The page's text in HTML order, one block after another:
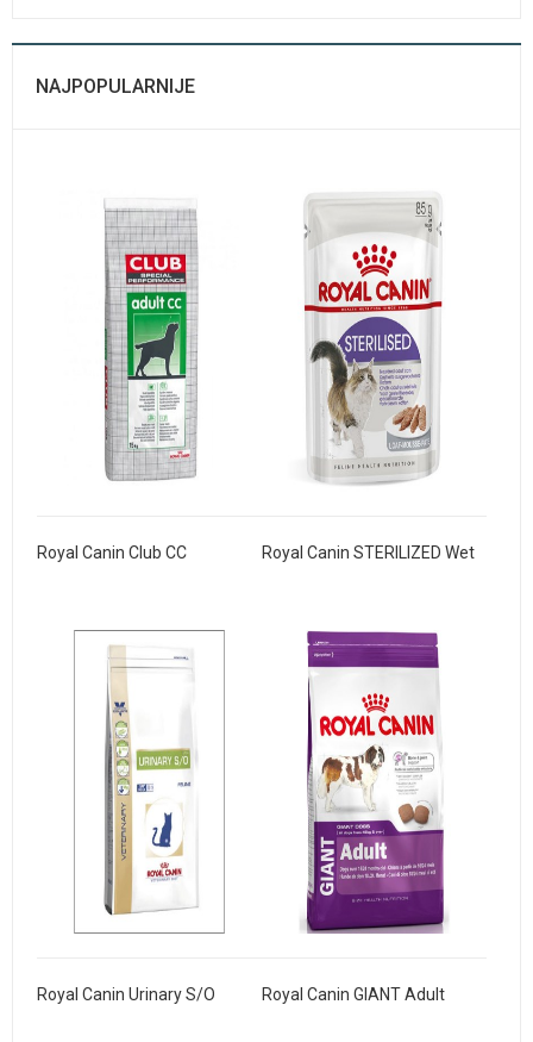
NAJPOPULARNIJE
Royal Canin Club CC Royal Canin STERILIZED Wet
Royal Canin Urinary S/O Royal Canin GIANT Adult